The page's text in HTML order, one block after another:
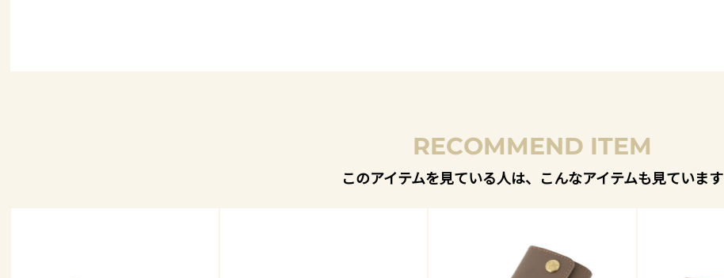
RECOMMEND ITEM
このアイテムを見ている人は、こんなアイテムも見ています